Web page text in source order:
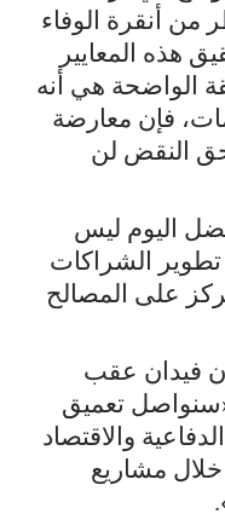
من أنقرة الوفاء
هذه المعايير
الواضحة هي أنه
فإن معارضة
حق النقض لن
اليوم ليس
تطوير الشراكات
على المصالح
فيدان عقب
تعميق
والاقتصاد
مشاريع